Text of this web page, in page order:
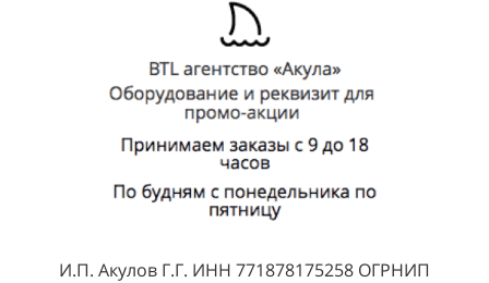
И.П. Акулов Г.Г. ИНН 771878175258 ОГРНИП